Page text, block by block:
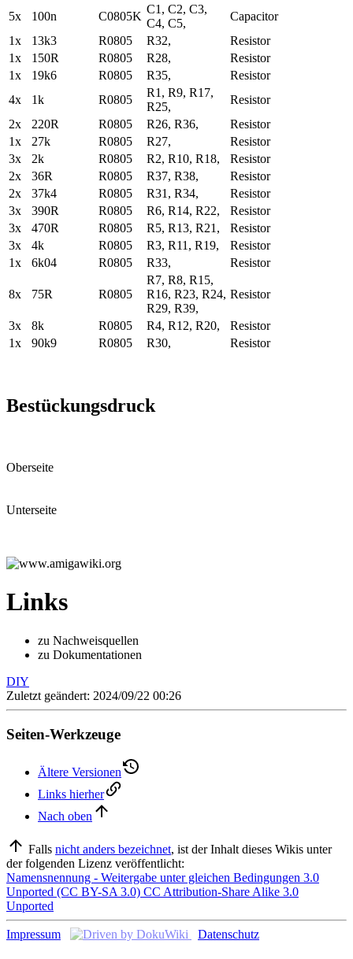
5x
100n C0805K
C1, C2, C3,
C4, C5,
Capacitor
1x
13k3 R0805 R32,
Resistor
1x
150R R0805 R28,
Resistor
1x
19k6 R0805 R35,
Resistor
4x
1k R0805
R1, R9, R17,
R25,
Resistor
2x
220R R0805 R26, R36,
Resistor
1x
27k R0805 R27,
Resistor
3x
2k R0805 R2, R10, R18,
Resistor
2x
36R R0805 R37, R38,
Resistor
2x
37k4 R0805 R31, R34,
Resistor
3x
390R R0805 R6, R14, R22,
Resistor
3x
470R R0805 R5, R13, R21,
Resistor
3x
4k R0805 R3, R11, R19,
Resistor
1x
6k04 R0805 R33, Resistor
8x 75R R0805
R7, R8, R15,
R16, R23, R24,
R29, R39,
Resistor
3x 8k R0805 R4, R12, R20,
Resistor
1x
90k9 R0805 R30, Resistor
Bestückungsdruck
Oberseite
Unterseite
Links
zu Nachweisquellen
zu Dokumentationen
DIY
Zuletzt geändert: 2024/09/22 00:26
Seiten-Werkzeuge
Ältere Versionen
Links hierher
Nach oben
Falls nicht anders bezeichnet, ist der Inhalt dieses Wikis unter
der folgenden Lizenz veröffentlicht:
Namensnennung - Weitergabe unter gleichen Bedingungen 3.0
Unported (CC BY-SA 3.0) CC Attribution-Share Alike 3.0
Unported
Impressum Datenschutz